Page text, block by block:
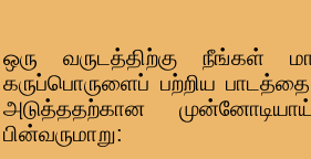
ஒரு வருடத்திற்கு நீங்கள்
கருப்பொருளைப் பற்றிய
அடுத்ததற்கான
பின்வருமாறு: